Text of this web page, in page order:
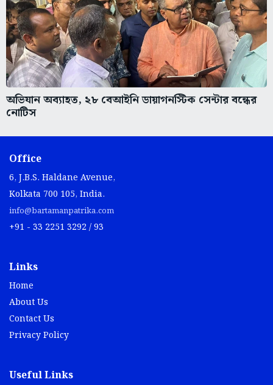
অভিযান অব্যাহত, ২৮ বেআইনি ডায়াগনস্টিক সেন্টার বন্ধের
নোটিস
Office
6, J.B.S. Haldane Avenue,
Kolkata 700 105, India.
info@bartamanpatrika.com
+91 - 33 2251 3292 / 93
Links
Home
About Us
Contact Us
Privacy Policy
Useful Links